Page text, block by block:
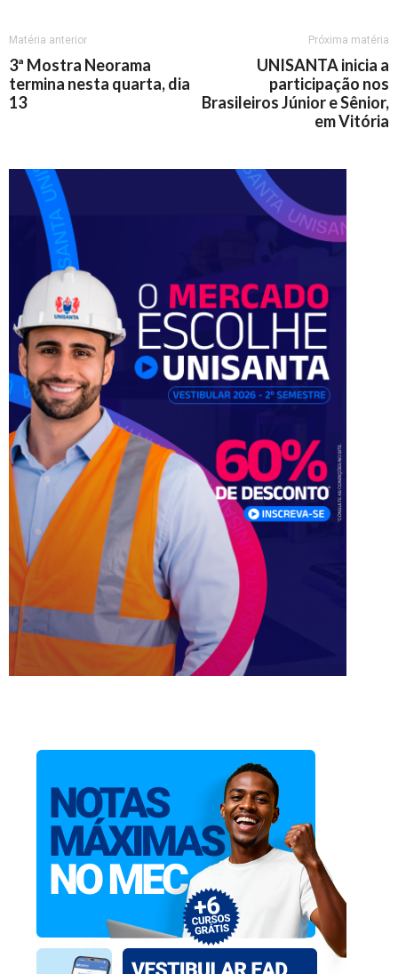
Matéria anterior
3ª Mostra Neorama
termina nesta quarta, dia
13
Próxima matéria
UNISANTA inicia a
participação nos
Brasileiros Júnior e Sênior,
em Vitória